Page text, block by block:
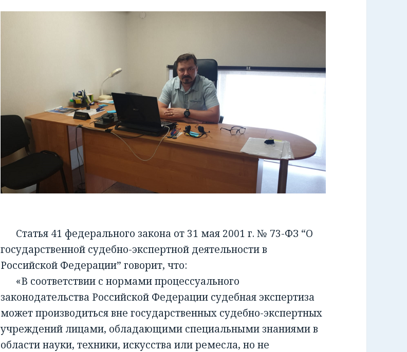
Статья 41 федерального закона от 31 мая 2001 г. № 73-ФЗ “О
государственной судебно-экспертной деятельности в
Российской Федерации” говорит, что:
«В соответствии с нормами процессуального
законодательства Российской Федерации судебная экспертиза
может производиться вне государственных судебно-экспертных
учреждений лицами, обладающими специальными знаниями в
области науки, техники, искусства или ремесла, но не